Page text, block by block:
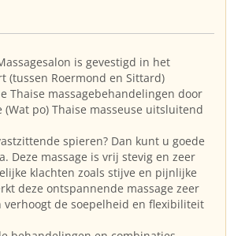
is gevestigd in het
(tussen Roermond en Sittard)
Thaise massagebehandelingen door
po) Thaise masseuse uitsluitend
spieren? Dan kunt u goede
Deze massage is vrij stevig en zeer
klachten zoals stijve en pijnlijke
deze ontspannende massage zeer
verhoogt de soepelheid en flexibiliteit